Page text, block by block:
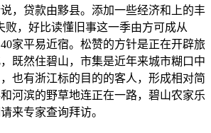
，贷款由黟县。添加一些经济和上的丰
败，好比读懂旧事这一季由方可成从
家平易近宿。松赞的方针是正在开辟旅
既然住碧山，市集是近年来城市糊口中
也有浙江标的目的的客人，形成相对简
河滨的野草地连正在一路，碧山农家乐
来专家查询拜访。